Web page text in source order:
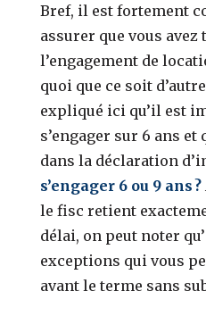
Bref, il est fortement
assurer que vous avez
l’engagement de
quoi que ce soit
expliqué ici qu’il est
s’engager sur 6 ans
dans la déclaration
s’engager 6 ou 9 ans ?
le fisc retient
délai, on peut noter
exceptions qui vous
avant le terme sans